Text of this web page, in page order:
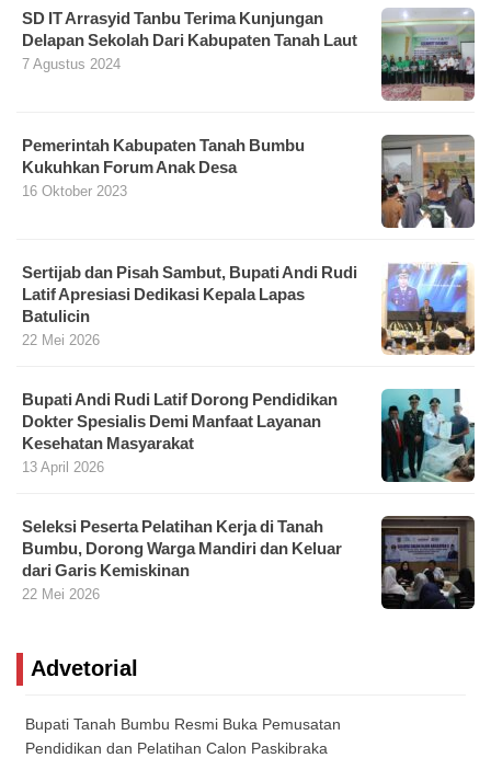
SD IT Arrasyid Tanbu Terima Kunjungan
Delapan Sekolah Dari Kabupaten Tanah Laut
7 Agustus 2024
Pemerintah Kabupaten Tanah Bumbu
Kukuhkan Forum Anak Desa
16 Oktober 2023
Sertijab dan Pisah Sambut, Bupati Andi Rudi
Latif Apresiasi Dedikasi Kepala Lapas
Batulicin
22 Mei 2026
Bupati Andi Rudi Latif Dorong Pendidikan
Dokter Spesialis Demi Manfaat Layanan
Kesehatan Masyarakat
13 April 2026
Seleksi Peserta Pelatihan Kerja di Tanah
Bumbu, Dorong Warga Mandiri dan Keluar
dari Garis Kemiskinan
22 Mei 2026
Advetorial
Bupati Tanah Bumbu Resmi Buka Pemusatan
Pendidikan dan Pelatihan Calon Paskibraka